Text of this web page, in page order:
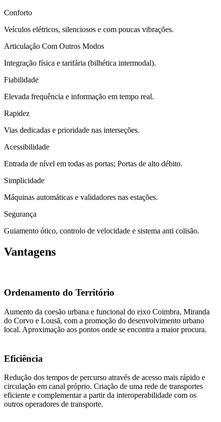
Conforto
Veículos elétricos, silenciosos e com poucas vibrações.
Articulação Com Outros Modos
Integração física e tarifária (bilhética intermodal).
Fiabilidade
Elevada frequência e informação em tempo real.
Rapidez
Vias dedicadas e prioridade nas interseções.
Acessibilidade
Entrada de nível em todas as portas; Portas de alto débito.
Simplicidade
Máquinas automáticas e validadores nas estações.
Segurança
Guiamento ótico, controlo de velocidade e sistema anti colisão.
Vantagens
Ordenamento do Território
Aumento da coesão urbana e funcional do eixo Coimbra, Miranda
do Corvo e Lousã, com a promoção do desenvolvimento urbano
local. Aproximação aos pontos onde se encontra a maior procura.
Eficiência
Redução dos tempos de percurso através de acesso mais rápido e
circulação em canal próprio. Criação de uma rede de transportes
eficiente e complementar a partir da interoperabilidade com os
outros operadores de transporte.